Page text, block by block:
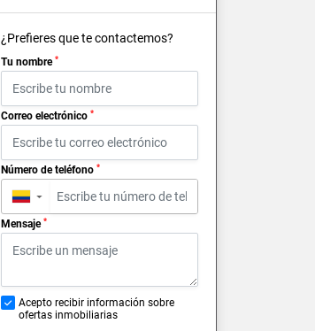
¿Prefieres que te contactemos?
Tu nombre *
Correo electrónico *
Número de teléfono *
▼
Mensaje *
Acepto recibir información sobre
ofertas inmobiliarias